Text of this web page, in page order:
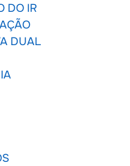
DO IR
DUAL